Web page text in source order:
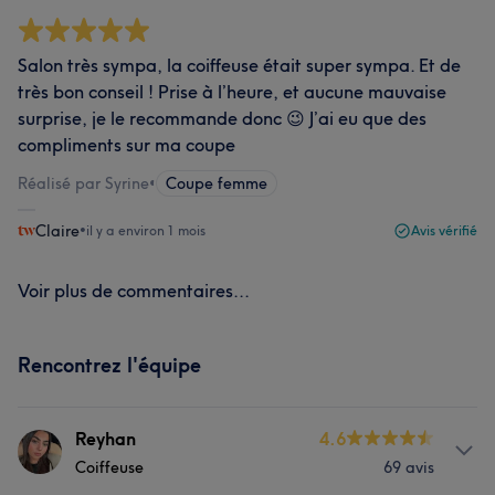
Salon très sympa, la coiffeuse était super sympa. Et de
très bon conseil ! Prise à l’heure, et aucune mauvaise
surprise, je le recommande donc 😉 J’ai eu que des
compliments sur ma coupe
Réalisé par Syrine• Coupe femme
Claire•il y a environ 1 mois Avis vérifié
Voir plus de commentaires...
Rencontrez l'équipe
Reyhan
Coiffeuse
4.6
69 avis